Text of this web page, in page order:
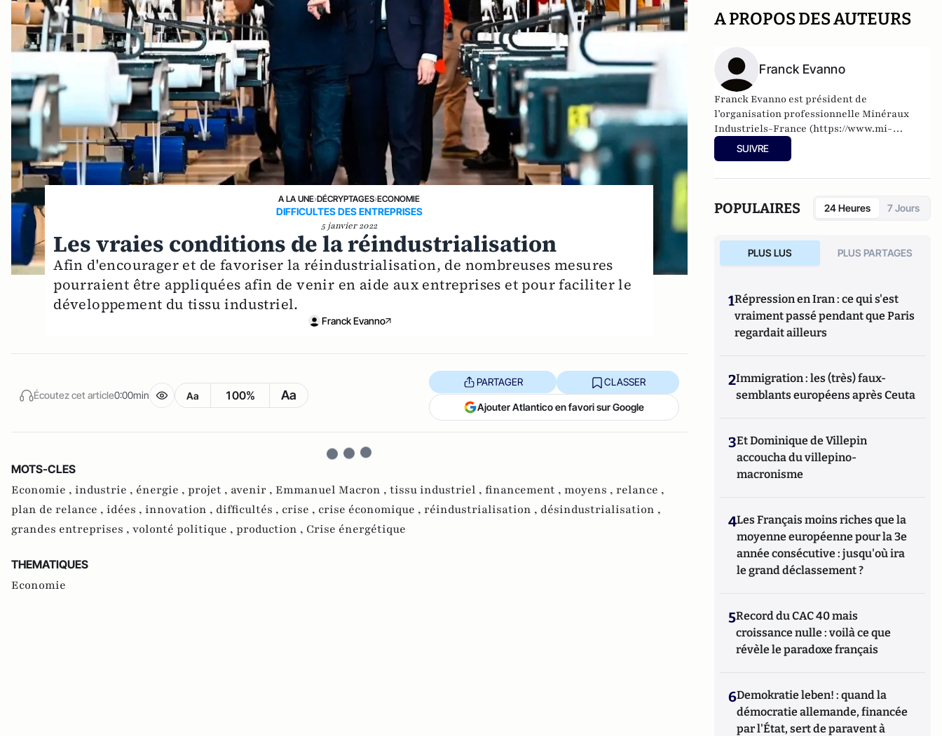
A LA UNE›DÉCRYPTAGES›ECONOMIE
DIFFICULTES DES ENTREPRISES
5 janvier 2022
Les vraies conditions de la réindustrialisation
Afin d'encourager et de favoriser la réindustrialisation, de nombreuses mesures
pourraient être appliquées afin de venir en aide aux entreprises et pour faciliter le
développement du tissu industriel.
Franck Evanno
Écoutez cet article0:00min Aa 100% Aa
PARTAGER CLASSER
Ajouter Atlantico en favori sur Google
MOTS-CLES
Economie , industrie , énergie , projet , avenir , Emmanuel Macron , tissu industriel , financement , moyens , relance ,
plan de relance , idées , innovation , difficultés , crise , crise économique , réindustrialisation , désindustrialisation ,
grandes entreprises , volonté politique , production , Crise énergétique
THEMATIQUES
Economie
A PROPOS DES AUTEURS
Franck Evanno
Franck Evanno est président de
l’organisation professionnelle Minéraux
Industriels-France (https://www.mi-
france.fr)et dirigeant de l’entreprise
Fulchiron.
SUIVRE
POPULAIRES 24 Heures 7 Jours
PLUS LUS PLUS PARTAGES
1Répression en Iran : ce qui s'est
vraiment passé pendant que Paris
regardait ailleurs
2Immigration : les (très) faux-
semblants européens après Ceuta
3Et Dominique de Villepin
accoucha du villepino-
macronisme
4Les Français moins riches que la
moyenne européenne pour la 3e
année consécutive : jusqu'où ira
le grand déclassement ?
5Record du CAC 40 mais
croissance nulle : voilà ce que
révèle le paradoxe français
6Demokratie leben! : quand la
démocratie allemande, financée
par l'État, sert de paravent à